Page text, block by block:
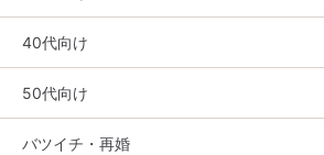
40代向け
50代向け
バツイチ・再婚